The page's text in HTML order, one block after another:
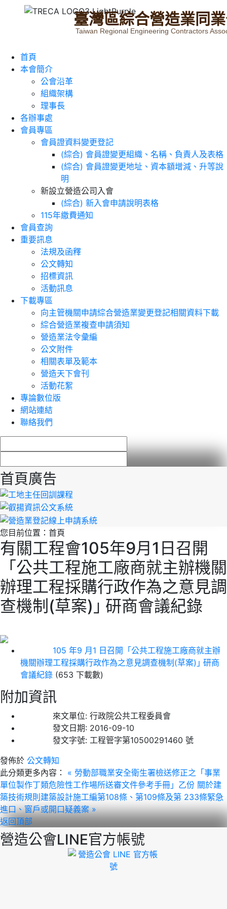
臺灣區綜合營造業同業
Taiwan Regional Engineering Contractors
首頁
本會簡介
公會沿革
組織架構
理事長
各辦事處
會員專區
會員證資料變更登記
(綜合) 會員證變更組織、名稱、負責人及表格
(綜合) 會員證變更地址、資本額增減、升等說
明
新設立營造公司入會
(綜合) 新入會申請說明表格
115年繳費通知
會員查詢
重要訊息
法規及函釋
公文轉知
招標資訊
活動訊息
下載專區
向主管機關申請綜合營造業變更登記相關資料下載
綜合營造業複查申請須知
營造業法令彙編
公文附件
相關表單及範本
營造天下會刊
活動花絮
專論數位版
網站連結
聯絡我們
首頁廣告
您目前位置： 首頁
有關工程會105年9月1日召開
「公共工程施工廠商就主辦機關
辦理工程採購行政作為之意見調
查機制(草案)｣ 研商會議紀錄
105 年9 月1 日召開「公共工程施工廠商就主辦
機關辦理工程採購行政作為之意見調查機制(草案)｣ 研商
會議紀錄 (653 下載數)
附加資訊
來文單位: 行政院公共工程委員會
發文日期: 2016-09-10
發文字號: 工程管字第10500291460 號
發佈於 公文轉知
此分類更多內容：
« 勞動部職業安全衛生署檢送修正之「事業
單位製作丁類危險性工作場所送審文件參考手冊」乙份 關於建
築技術規則建築設計施工編第108條、第109條及第 233條緊急
進口、窗戶或開口疑義案 »
返回頂部
營造公會LINE官方帳號